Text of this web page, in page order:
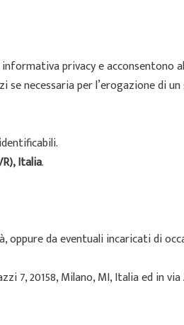
privacy e
necessaria per l’erogazione di
Italia.
oppure da eventuali incaricati di
7, 20158, Milano, MI, Italia ed in via